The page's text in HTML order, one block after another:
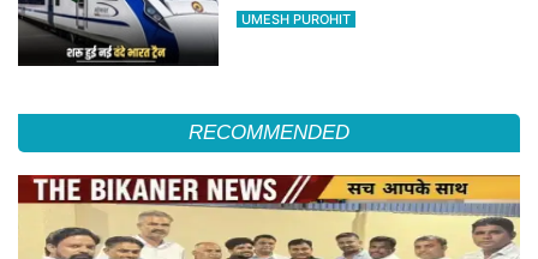
का सफर होगा आसान, देखें पूरा रूटमैप
UMESH PUROHIT
RECOMMENDED